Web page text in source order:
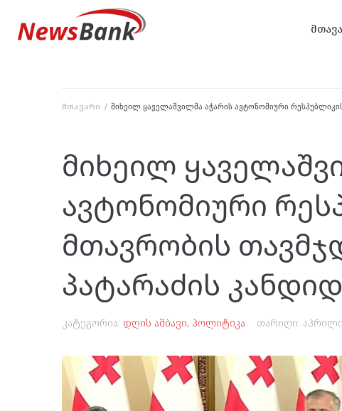
მთავარი / მიხეილ ყაველაშვილმა აჭარის ავტონომიური
მიხეილ
ავტონომიური
მთავრობის
პატარაძის
კატეგორია: დღის ამბავი, პოლიტიკა თარიღი: